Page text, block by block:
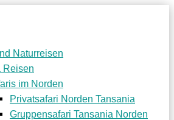
Naturreisen
Reisen
im Norden
Privatsafari Norden Tansania
Gruppensafari Tansania Norden